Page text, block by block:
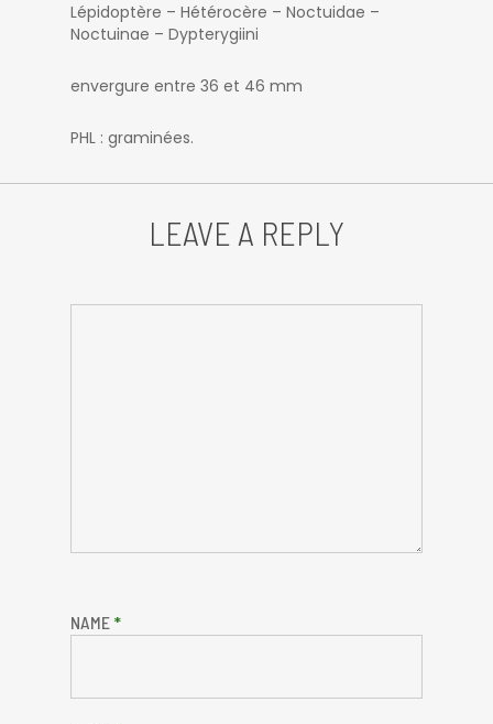
Lépidoptère – Hétérocère – Noctuidae –
Noctuinae – Dypterygiini
envergure entre 36 et 46 mm
PHL : graminées.
LEAVE A REPLY
NAME *